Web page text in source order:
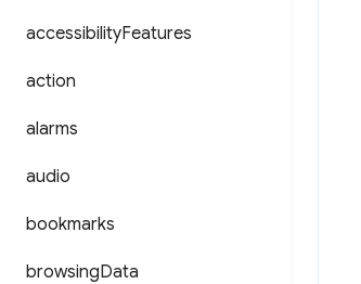
accessibilityFeatures
action
alarms
audio
bookmarks
browsingData